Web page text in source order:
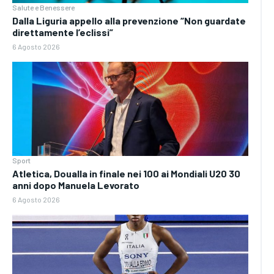
Salute e Benessere
Dalla Liguria appello alla prevenzione “Non guardate
direttamente l’eclissi”
6 Agosto 2026
Sport
Atletica, Doualla in finale nei 100 ai Mondiali U20 30
anni dopo Manuela Levorato
6 Agosto 2026